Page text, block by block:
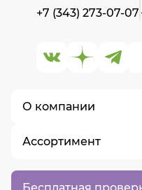
Бесплатная
О компании
О нас
Контакты
Ассортимент
+7 (343) 273-07-07